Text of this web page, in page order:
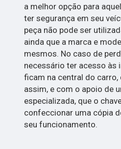
a melhor opção para
ter segurança em seu
peça não pode ser
ainda que a marca e
mesmos. No caso de
necessário ter acesso às
ficam na central do
assim, e com o apoio de
especializada, que o
confeccionar uma cópia
seu funcionamento.